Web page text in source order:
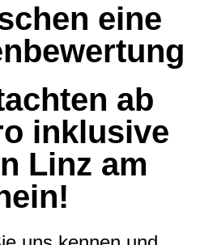
eine
ab
inklusive
Linz am